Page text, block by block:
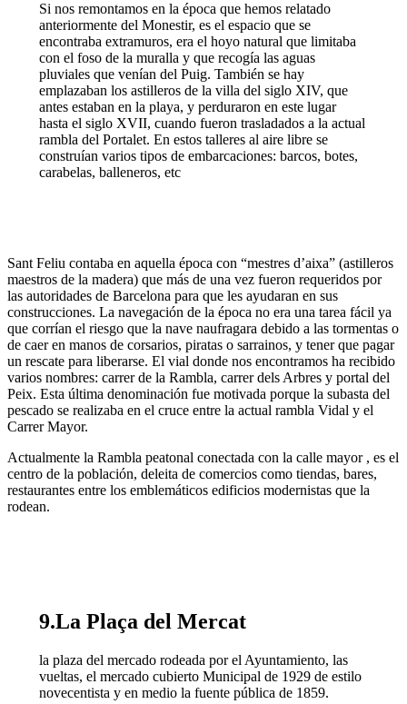
Si nos remontamos en la época que hemos relatado
anteriormente del Monestir, es el espacio que se
encontraba extramuros, era el hoyo natural que limitaba
con el foso de la muralla y que recogía las aguas
pluviales que venían del Puig. También se hay
emplazaban los astilleros de la villa del siglo XIV, que
antes estaban en la playa, y perduraron en este lugar
hasta el siglo XVII, cuando fueron trasladados a la actual
rambla del Portalet. En estos talleres al aire libre se
construían varios tipos de embarcaciones: barcos, botes,
carabelas, balleneros, etc
Sant Feliu contaba en aquella época con “mestres d’aixa” (astilleros
maestros de la madera) que más de una vez fueron requeridos por
las autoridades de Barcelona para que les ayudaran en sus
construcciones. La navegación de la época no era una tarea fácil ya
que corrían el riesgo que la nave naufragara debido a las tormentas o
de caer en manos de corsarios, piratas o sarrainos, y tener que pagar
un rescate para liberarse. El vial donde nos encontramos ha recibido
varios nombres: carrer de la Rambla, carrer dels Arbres y portal del
Peix. Esta última denominación fue motivada porque la subasta del
pescado se realizaba en el cruce entre la actual rambla Vidal y el
Carrer Mayor.
Actualmente la Rambla peatonal conectada con la calle mayor , es el
centro de la población, deleita de comercios como tiendas, bares,
restaurantes entre los emblemáticos edificios modernistas que la
rodean.
9.La Plaça del Mercat
la plaza del mercado rodeada por el Ayuntamiento, las
vueltas, el mercado cubierto Municipal de 1929 de estilo
novecentista y en medio la fuente pública de 1859.